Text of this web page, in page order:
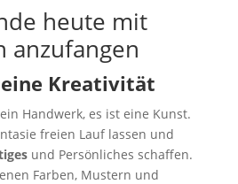
heute mit
anzufangen
Kreativität
Handwerk, es ist eine Kunst.
freien Lauf lassen und
und Persönliches schaffen.
Farben, Mustern und